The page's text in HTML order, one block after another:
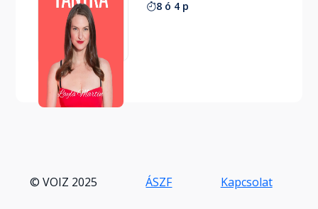
8 ó 4 p
© VOIZ 2025 ÁSZF Kapcsolat